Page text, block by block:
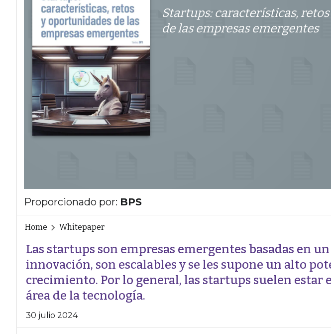
Startups: características,
de las empresas emergentes
Proporcionado por: BPS
Home Whitepaper
Las startups son empresas emergentes basadas en
innovación, son escalables y se les supone un alto
crecimiento. Por lo general, las startups suelen estar
área de la tecnología.
30 julio 2024